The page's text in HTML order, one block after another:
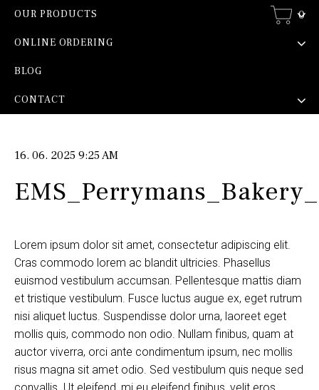
OUR PRODUCTS
ONLINE ORDERING
BLOG
CONTACT
0
16. 06. 2025 9:25 AM
Lorem ipsum dolor sit amet, consectetur adipiscing elit.
Cras commodo lorem ac blandit ultricies. Phasellus
euismod vestibulum accumsan. Pellentesque mattis diam
et tristique vestibulum. Fusce luctus augue ex, eget rutrum
nisi aliquet luctus. Suspendisse dolor urna, laoreet eget
mollis quis, commodo non odio. Nullam finibus, quam at
auctor viverra, orci ante condimentum ipsum, nec mollis
risus magna sit amet odio. Sed vestibulum quis neque sed